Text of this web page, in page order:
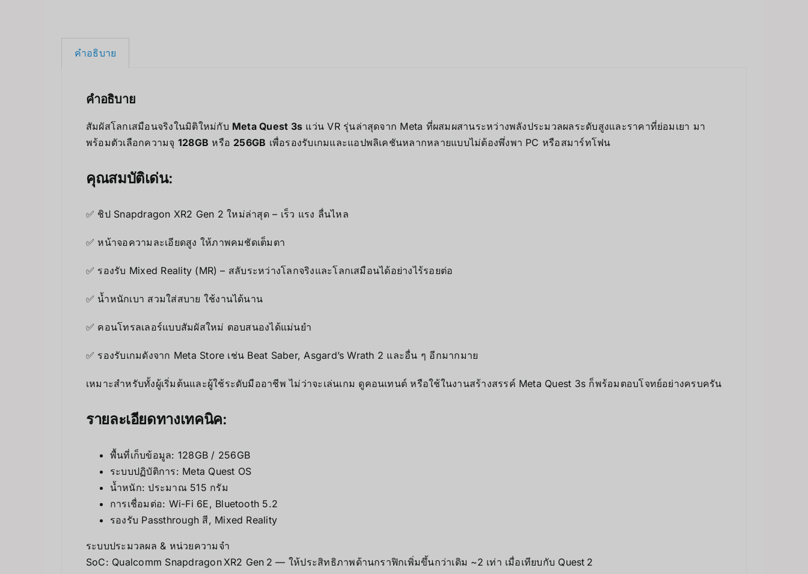
คำอธิบาย
คำอธิบาย
สัมผัสโลกเสมือนจริงในมิติใหม่กับ Meta Quest 3s แว่น VR รุ่นล่าสุดจาก Meta ที่ผสมผสานระหว่างพลังประมวลผลระดับสูงและราคาที่ย่อมเยา มา
พร้อมตัวเลือกความจุ 128GB หรือ 256GB เพื่อรองรับเกมและแอปพลิเคชันหลากหลายแบบไม่ต้องพึ่งพา PC หรือสมาร์ทโฟน
คุณสมบัติเด่น:
✅ ชิป Snapdragon XR2 Gen 2 ใหม่ล่าสุด – เร็ว แรง ลื่นไหล
✅ หน้าจอความละเอียดสูง ให้ภาพคมชัดเต็มตา
✅ รองรับ Mixed Reality (MR) – สลับระหว่างโลกจริงและโลกเสมือนได้อย่างไร้รอยต่อ
✅ น้ำหนักเบา สวมใส่สบาย ใช้งานได้นาน
✅ คอนโทรลเลอร์แบบสัมผัสใหม่ ตอบสนองได้แม่นยำ
✅ รองรับเกมดังจาก Meta Store เช่น Beat Saber, Asgard’s Wrath 2 และอื่น ๆ อีกมากมาย
เหมาะสำหรับทั้งผู้เริ่มต้นและผู้ใช้ระดับมืออาชีพ ไม่ว่าจะเล่นเกม ดูคอนเทนต์ หรือใช้ในงานสร้างสรรค์ Meta Quest 3s ก็พร้อมตอบโจทย์อย่างครบครัน
รายละเอียดทางเทคนิค:
พื้นที่เก็บข้อมูล: 128GB / 256GB
ระบบปฏิบัติการ: Meta Quest OS
น้ำหนัก: ประมาณ 515 กรัม
การเชื่อมต่อ: Wi-Fi 6E, Bluetooth 5.2
รองรับ Passthrough สี, Mixed Reality
ระบบประมวลผล & หน่วยความจำ
SoC: Qualcomm Snapdragon XR2 Gen 2 — ให้ประสิทธิภาพด้านกราฟิกเพิ่มขึ้นกว่าเดิม ~2 เท่า เมื่อเทียบกับ Quest 2